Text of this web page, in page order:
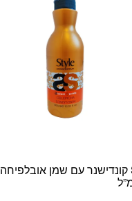
Style קונדישנר עם שמן אובלפיחה